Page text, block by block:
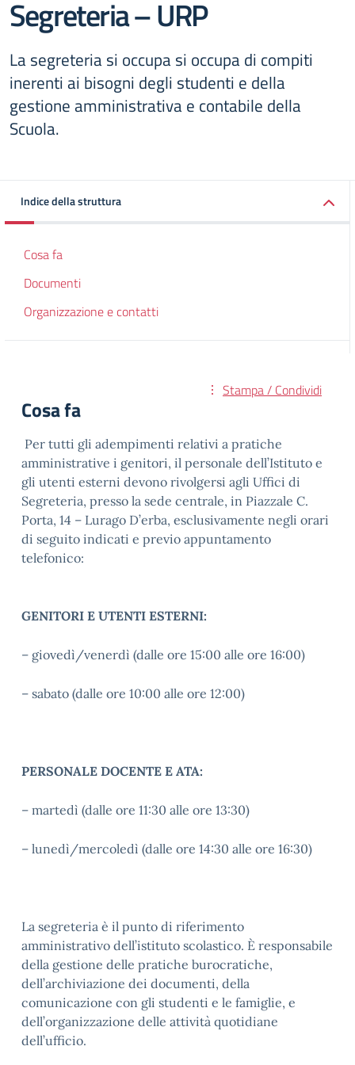
Segreteria – URP
La segreteria si occupa si occupa di compiti
inerenti ai bisogni degli studenti e della
gestione amministrativa e contabile della
Scuola.
Indice della struttura
Cosa fa
Documenti
Organizzazione e contatti
Stampa / Condividi
Cosa fa
Per tutti gli adempimenti relativi a pratiche
amministrative i genitori, il personale dell’Istituto e
gli utenti esterni devono rivolgersi agli Uffici di
Segreteria, presso la sede centrale, in Piazzale C.
Porta, 14 – Lurago D’erba, esclusivamente negli orari
di seguito indicati e previo appuntamento
telefonico:
GENITORI E UTENTI ESTERNI:
– giovedì/venerdì (dalle ore 15:00 alle ore 16:00)
– sabato (dalle ore 10:00 alle ore 12:00)
PERSONALE DOCENTE E ATA:
– martedì (dalle ore 11:30 alle ore 13:30)
– lunedì/mercoledì (dalle ore 14:30 alle ore 16:30)
La segreteria è il punto di riferimento
amministrativo dell’istituto scolastico. È responsabile
della gestione delle pratiche burocratiche,
dell’archiviazione dei documenti, della
comunicazione con gli studenti e le famiglie, e
dell’organizzazione delle attività quotidiane
dell’ufficio.